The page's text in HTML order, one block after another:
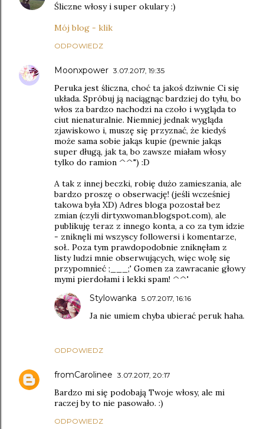
Śliczne włosy i super okulary :)
Mój blog - klik
ODPOWIEDZ
Moonxpower 3.07.2017, 19:35
Peruka jest śliczna, choć ta jakoś dziwnie Ci się
układa. Spróbuj ją naciągnąc bardziej do tyłu, bo
włos za bardzo nachodzi na czoło i wygląda to
ciut nienaturalnie. Niemniej jednak wygląda
zjawiskowo i, muszę się przyznać, że kiedyś
może sama sobie jakąs kupie (pewnie jakąs
super długą, jak ta, bo zawsze miałam włosy
tylko do ramion ^^") :D
A tak z innej beczki, robię dużo zamieszania, ale
bardzo proszę o obserwację! (jeśli wcześniej
takowa była XD) Adres bloga pozostał bez
zmian (czyli dirtyxwoman.blogspot.com), ale
publikuję teraz z innego konta, a co za tym idzie
- zniknęli mi wszyscy followersi i komentarze,
soł.. Poza tym prawdopodobnie zniknęłam z
listy ludzi mnie obserwujących, więc wolę się
przypomnieć ;___;' Gomen za zawracanie głowy
mymi pierdołami i lekki spam! ^^'
ODPOWIEDZ
Stylowanka 5.07.2017, 16:16
Ja nie umiem chyba ubierać peruk haha.
fromCarolinee 3.07.2017, 20:17
Bardzo mi się podobają Twoje włosy, ale mi
raczej by to nie pasowało. :)
ODPOWIEDZ